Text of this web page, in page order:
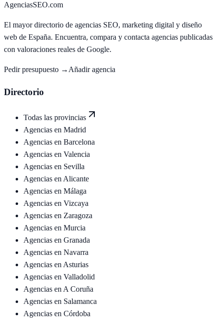
AgenciasSEO.com
El mayor directorio de agencias SEO, marketing digital y diseño
web de España. Encuentra, compara y contacta agencias publicadas
con valoraciones reales de Google.
Pedir presupuesto →Añadir agencia
Directorio
Todas las provincias
Agencias en Madrid
Agencias en Barcelona
Agencias en Valencia
Agencias en Sevilla
Agencias en Alicante
Agencias en Málaga
Agencias en Vizcaya
Agencias en Zaragoza
Agencias en Murcia
Agencias en Granada
Agencias en Navarra
Agencias en Asturias
Agencias en Valladolid
Agencias en A Coruña
Agencias en Salamanca
Agencias en Córdoba